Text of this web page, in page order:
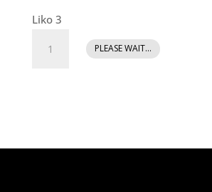
Liko 3
kiekis:
PLEASE WAIT...